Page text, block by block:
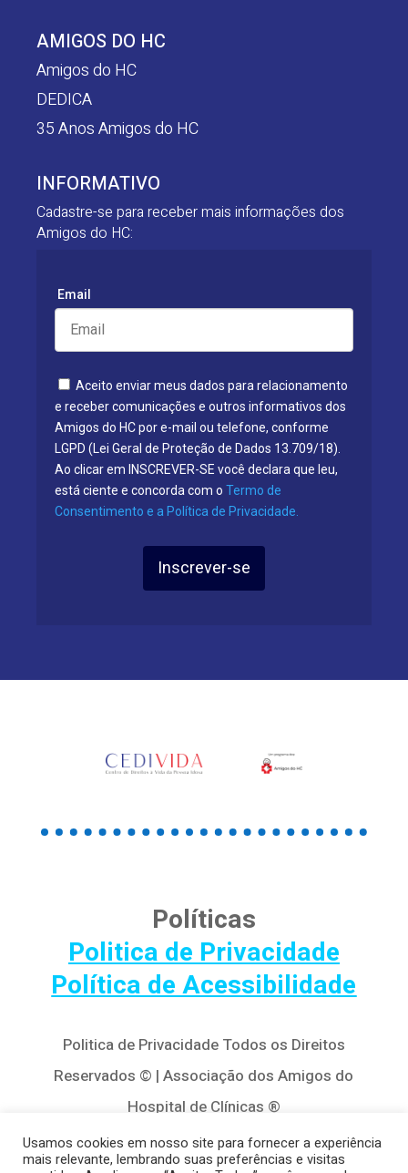
AMIGOS DO HC
Amigos do HC
DEDICA
35 Anos Amigos do HC
INFORMATIVO
Cadastre-se para receber mais informações dos
Amigos do HC:
Email
Aceito enviar meus dados para relacionamento
e receber comunicações e outros informativos dos
Amigos do HC por e-mail ou telefone, conforme
LGPD (Lei Geral de Proteção de Dados 13.709/18).
Ao clicar em INSCREVER-SE você declara que leu,
está ciente e concorda com o Termo de
Consentimento e a Política de Privacidade.
Inscrever-se
Políticas
Politica de Privacidade
Política de Acessibilidade
Politica de Privacidade Todos os Direitos
Reservados © | Associação dos Amigos do
Hospital de Clínicas ®
Av. Agostinho Leão Jr, 320 – Alto da Glória,
Usamos cookies em nosso site para fornecer a experiência
mais relevante, lembrando suas preferências e visitas